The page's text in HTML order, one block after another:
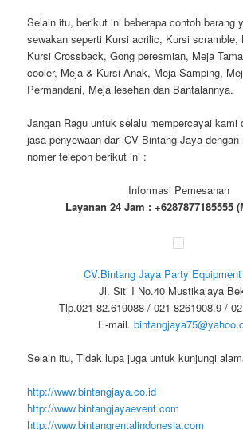
Selain itu, berikut ini beberapa contoh barang
sewakan seperti Kursi acrilic, Kursi scramble,
Kursi Crossback, Gong peresmian, Meja
cooler, Meja & Kursi Anak, Meja Samping,
Permandani, Meja lesehan dan Bantalannya.
Jangan Ragu untuk selalu mempercayai kami
jasa penyewaan dari CV Bintang Jaya dengan
nomer telepon berikut ini :
Informasi Pemesanan
Layanan 24 Jam : +6287877185555
CV.Bintang Jaya Party
Jl. Siti I No.40 Mustikajaya
Tlp.021-82.619088 / 021-8261908.9 /
E-mail.
Selain itu, Tidak lupa juga untuk kunjungi
http://www.bintangjaya.co.id
http://www.bintangjayaevent.com
http://www.bintangrentalindonesia.com